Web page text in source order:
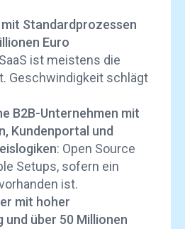
Standardprozessen
Euro
ist meistens die
Geschwindigkeit schlägt
B2B-Unternehmen mit
Kundenportal und
: Open Source
Setups, sofern ein
ist.
mit hoher
und über 50 Millionen